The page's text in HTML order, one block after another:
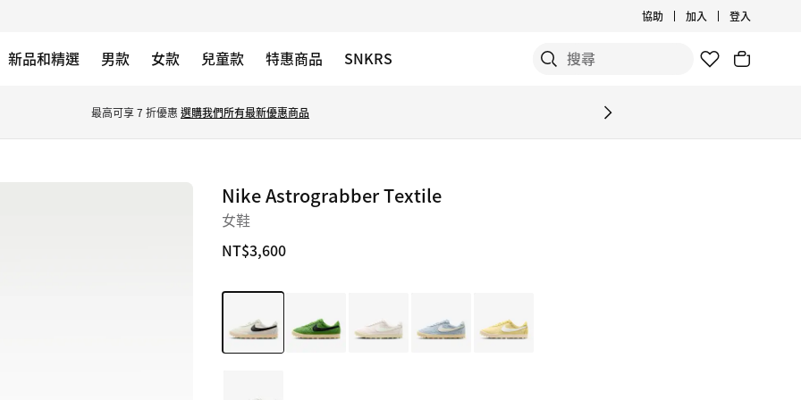
協助 加入 登入
新品和精選 男款 女款 兒童款 特惠商品 SNKRS
最高可享 7 折優惠 選購我們所有最新優惠商品
Nike Astrograbber Textile
女鞋
NT$3,600